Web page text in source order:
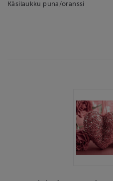
Käsilaukku puna/oranssi